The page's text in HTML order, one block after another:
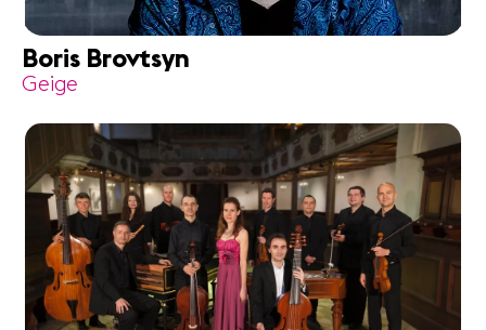
Boris Brovtsyn
Geige